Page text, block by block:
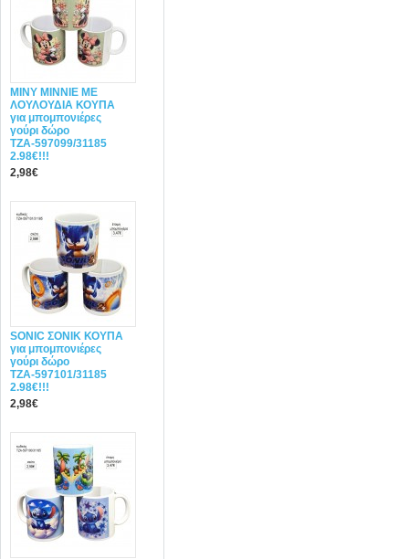
ΜΙΝΥ MINNIE ΜΕ
ΛΟΥΛΟΥΔΙΑ ΚΟΥΠΑ
για μπομπονιέρες
γούρι δώρο
ΤΖΑ-597099/31185
2.98€!!!
2,98€
SONIC ΣΟΝΙΚ ΚΟΥΠΑ
για μπομπονιέρες
γούρι δώρο
ΤΖΑ-597101/31185
2.98€!!!
2,98€